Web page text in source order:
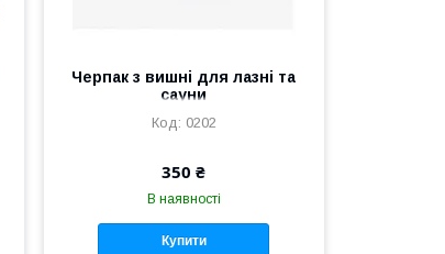
Черпак з вишні для лазні та
сауни
0202
350 ₴
В наявності
Купити